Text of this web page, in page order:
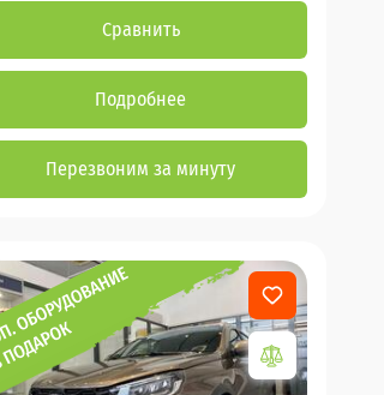
Сравнить
Подробнее
Перезвоним за минуту